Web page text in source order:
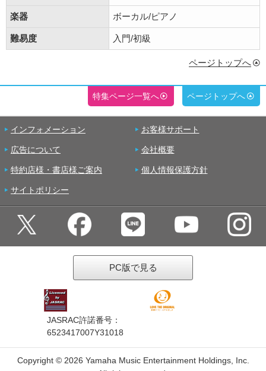
楽器 ボーカル/ピアノ
難易度 入門/初級
ページトップへ
特集ページ一覧へ ページトップへ
インフォメーション お客様サポート
広告について 会社概要
特約店様・書店様ご案内 個人情報保護方針
サイトポリシー
PC版で見る
JASRAC許諾番号：
6523417007Y31018
Copyright © 2026 Yamaha Music Entertainment Holdings, Inc.